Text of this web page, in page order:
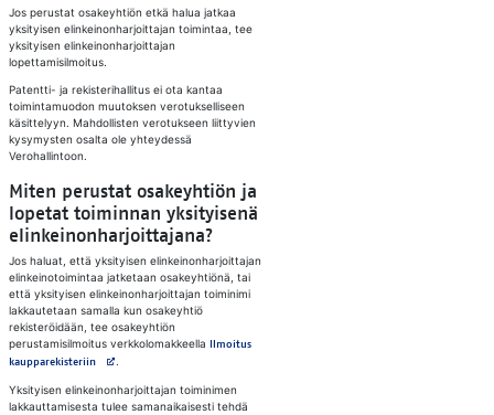
Jos perustat osakeyhtiön etkä halua jatkaa
yksityisen elinkeinonharjoittajan toimintaa, tee
yksityisen elinkeinonharjoittajan
lopettamisilmoitus.
Patentti- ja rekisterihallitus ei ota kantaa
toimintamuodon muutoksen verotukselliseen
käsittelyyn. Mahdollisten verotukseen liittyvien
kysymysten osalta ole yhteydessä
Verohallintoon.
Miten perustat osakeyhtiön ja
lopetat toiminnan yksityisenä
elinkeinonharjoittajana?
Jos haluat, että yksityisen elinkeinonharjoittajan
elinkeinotoimintaa jatketaan osakeyhtiönä, tai
että yksityisen elinkeinonharjoittajan toiminimi
lakkautetaan samalla kun osakeyhtiö
rekisteröidään, tee osakeyhtiön
perustamisilmoitus verkkolomakkeella
Ilmoitus
kaupparekisteriinAvautuu uuteen välilehteen
.
Yksityisen elinkeinonharjoittajan toiminimen
lakkauttamisesta tulee samanaikaisesti tehdä